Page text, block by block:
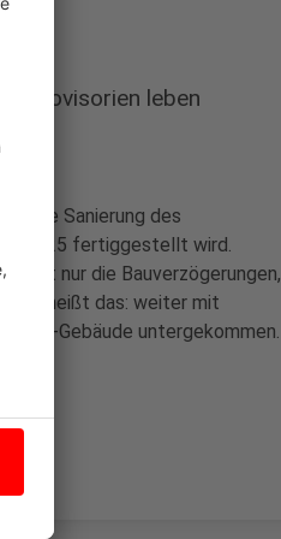
Provisorien leben
die Sanierung des
2025 fertiggestellt wird.
nicht nur die Bauverzögerungen,
heißt das: weiter mit
Gebäude untergekommen.